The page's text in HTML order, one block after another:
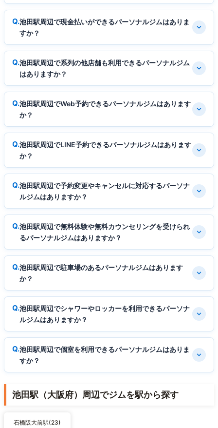
池田駅周辺で現金払いができるパーソナルジムはありま
すか？
池田駅周辺で系列の他店舗も利用できるパーソナルジム
はありますか？
池田駅周辺でWeb予約できるパーソナルジムはあります
か？
池田駅周辺でLINE予約できるパーソナルジムはあります
か？
池田駅周辺で予約変更やキャンセルに対応するパーソナ
ルジムはありますか？
池田駅周辺で無料体験や無料カウンセリングを受けられ
るパーソナルジムはありますか？
池田駅周辺で駐車場のあるパーソナルジムはあります
か？
池田駅周辺でシャワーやロッカーを利用できるパーソナ
ルジムはありますか？
池田駅周辺で個室を利用できるパーソナルジムはありま
すか？
池田駅（大阪府）周辺でジムを駅から探す
石橋阪大前駅(23)